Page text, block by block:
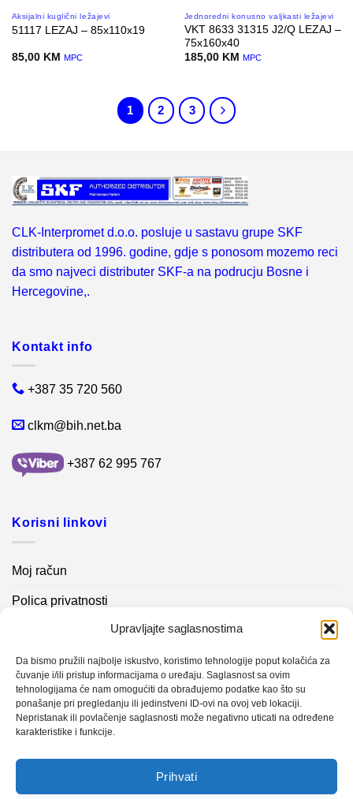
Upravljajte saglasnostima
Da bismo pružili najbolje iskustvo, koristimo tehnologije poput kolačića za
čuvanje i/ili pristup informacijama o uređaju. Saglasnost sa ovim
tehnologijama će nam omogućiti da obrađujemo podatke kao što su
ponašanje pri pregledanju ili jedinstveni ID-ovi na ovoj veb lokaciji.
Nepristanak ili povlačenje saglasnosti može negativno uticati na određene
karakteristike i funkcije.
Prihvati
Aksijalni kuglični ležajevi
51117 LEZAJ – 85x110x19
85,00 KM MPC
Jednoredni konusno valjkasti ležajevi
VKT 8633 31315 J2/Q LEZAJ –
75x160x40
185,00 KM MPC
1 2 3
CLK-Interpromet d.o.o. posluje u sastavu grupe SKF
distributera od 1996. godine, gdje s ponosom mozemo reci
da smo najveci distributer SKF-a na podrucju Bosne i
Hercegovine,.
Kontakt info
+387 35 720 560
clkm@bih.net.ba
+387 62 995 767
Korisni linkovi
Moj račun
Polica privatnosti
Kontakt info
Novosti
Sistem mjerenja vibracija – papir mašina 4